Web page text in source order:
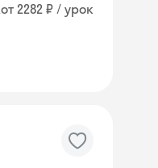
от 2282 ₽ / урок